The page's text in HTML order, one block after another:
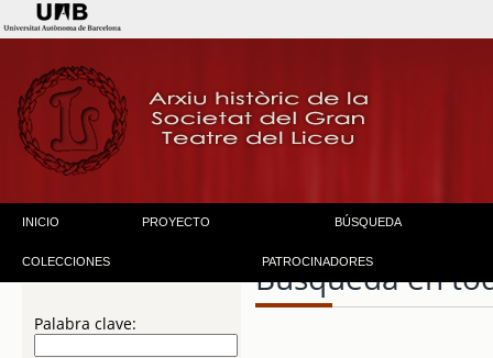
INICIO PROYECTO BÚSQUEDA
COLECCIONES PATROCINADORES
Palabra clave:
Búsqueda en